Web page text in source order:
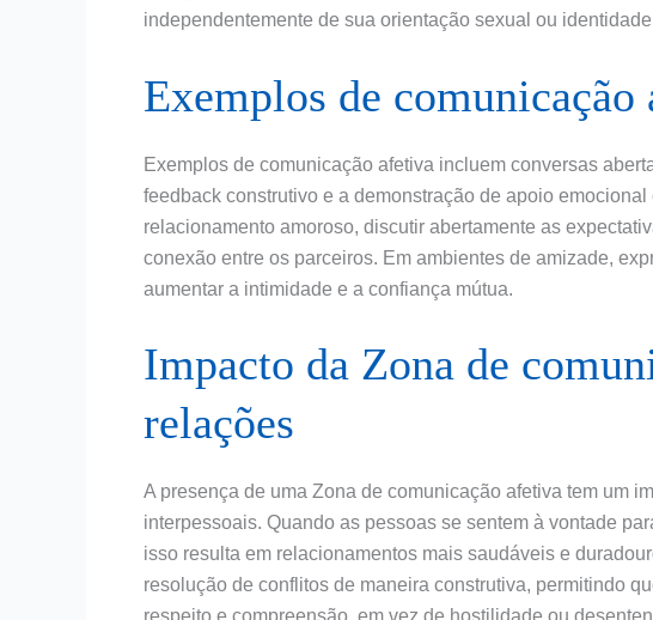
independentemente de sua orientação sexual ou
Exemplos de comunicação
Exemplos de comunicação afetiva incluem conversas
feedback construtivo e a demonstração de apoio
relacionamento amoroso, discutir abertamente as
conexão entre os parceiros. Em ambientes de amizade,
aumentar a intimidade e a confiança mútua.
Impacto da Zona de
relações
A presença de uma Zona de comunicação afetiva tem um
interpessoais. Quando as pessoas se sentem à vontade
isso resulta em relacionamentos mais saudáveis e
resolução de conflitos de maneira construtiva, permitindo